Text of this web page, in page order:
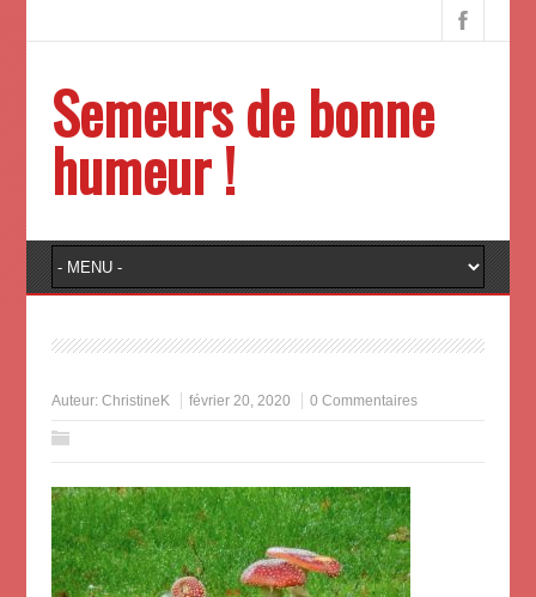
Semeurs de bonne
humeur !
Auteur: ChristineK février 20, 2020 0 Commentaires